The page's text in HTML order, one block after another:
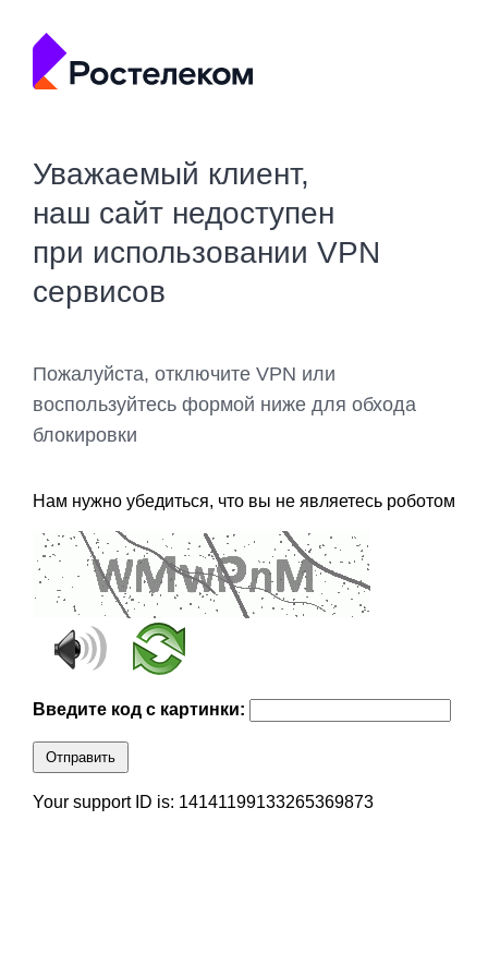
Уважаемый клиент,
наш сайт недоступен
при использовании VPN
сервисов
Пожалуйста, отключите VPN или
воспользуйтесь формой ниже для обхода
блокировки
Нам нужно убедиться, что вы не являетесь роботом
Введите код с картинки:
Отправить
Your support ID is: 14141199133265369873